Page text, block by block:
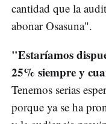
cantidad que la
abonar Osasuna".
"Estaríamos
25% siempre y
Tenemos serias
porque ya se ha